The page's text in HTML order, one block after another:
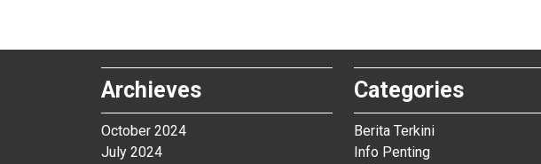
Archieves
October 2024
July 2024
Categories
Berita Terkini
Info Penting